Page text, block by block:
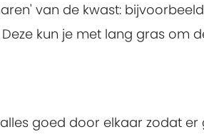
van de kwast: bijvoorbeeld
kun je met lang gras om
goed door elkaar zodat er